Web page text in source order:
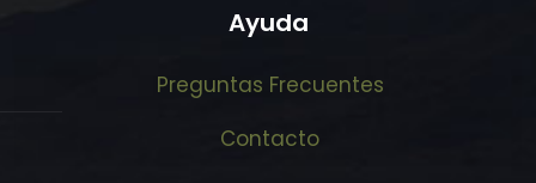
Ayuda
Preguntas Frecuentes
Contacto